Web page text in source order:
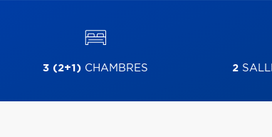
3 (2+1) CHAMBRES 2